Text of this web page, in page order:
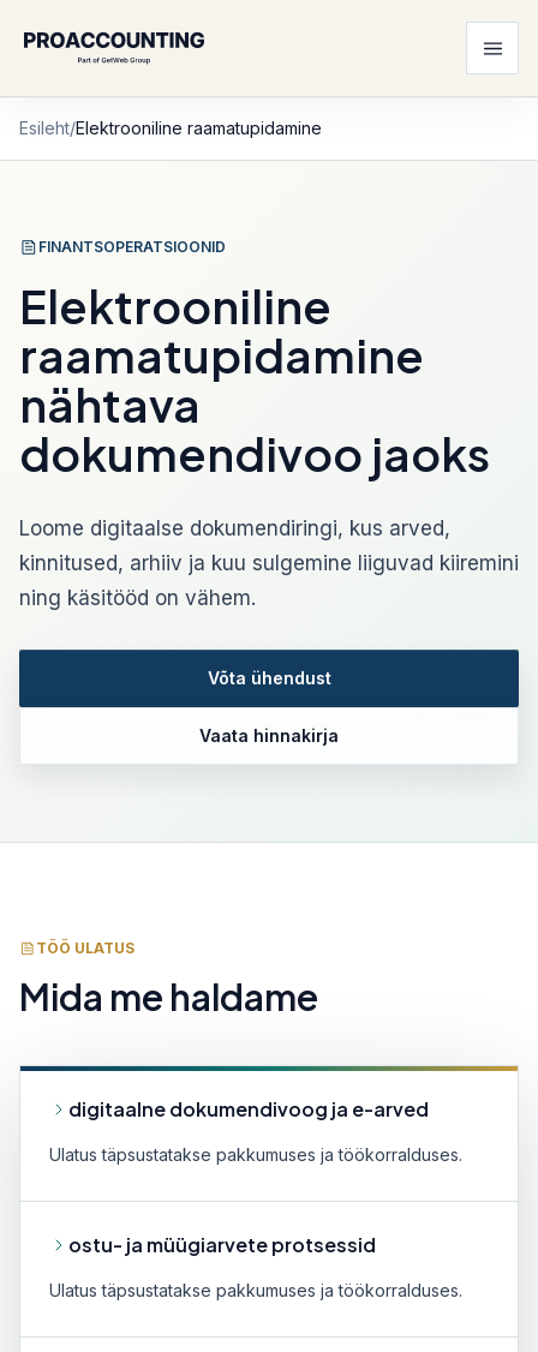
Esileht/Elektrooniline raamatupidamine
FINANTSOPERATSIOONID
Elektrooniline
raamatupidamine
nähtava
dokumendivoo jaoks
Loome digitaalse dokumendiringi, kus arved,
kinnitused, arhiiv ja kuu sulgemine liiguvad kiiremini
ning käsitööd on vähem.
Võta ühendust
Vaata hinnakirja
TÖÖ ULATUS
Mida me haldame
digitaalne dokumendivoog ja e-arved
Ulatus täpsustatakse pakkumuses ja töökorralduses.
ostu- ja müügiarvete protsessid
Ulatus täpsustatakse pakkumuses ja töökorralduses.